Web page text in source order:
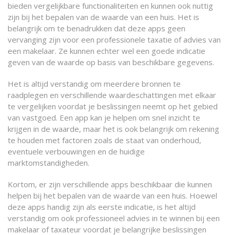
bieden vergelijkbare functionaliteiten en kunnen ook nuttig
zijn bij het bepalen van de waarde van een huis. Het is
belangrijk om te benadrukken dat deze apps geen
vervanging zijn voor een professionele taxatie of advies van
een makelaar. Ze kunnen echter wel een goede indicatie
geven van de waarde op basis van beschikbare gegevens.
Het is altijd verstandig om meerdere bronnen te
raadplegen en verschillende waardeschattingen met elkaar
te vergelijken voordat je beslissingen neemt op het gebied
van vastgoed. Een app kan je helpen om snel inzicht te
krijgen in de waarde, maar het is ook belangrijk om rekening
te houden met factoren zoals de staat van onderhoud,
eventuele verbouwingen en de huidige
marktomstandigheden.
Kortom, er zijn verschillende apps beschikbaar die kunnen
helpen bij het bepalen van de waarde van een huis. Hoewel
deze apps handig zijn als eerste indicatie, is het altijd
verstandig om ook professioneel advies in te winnen bij een
makelaar of taxateur voordat je belangrijke beslissingen